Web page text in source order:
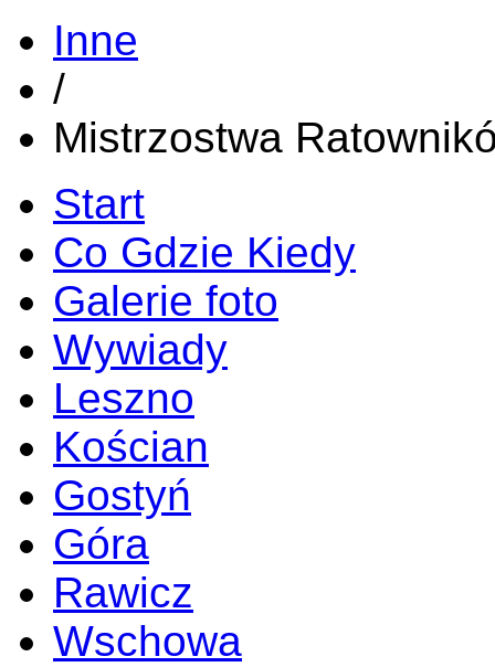
Inne
/
Mistrzostwa
Start
Co Gdzie Kiedy
Galerie foto
Wywiady
Leszno
Kościan
Gostyń
Góra
Rawicz
Wschowa